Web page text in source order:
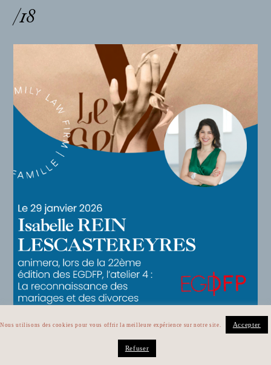
/18
Nous utilisons des cookies pour vous offrir la meilleure expérience sur notre site. Accepter
Refuser